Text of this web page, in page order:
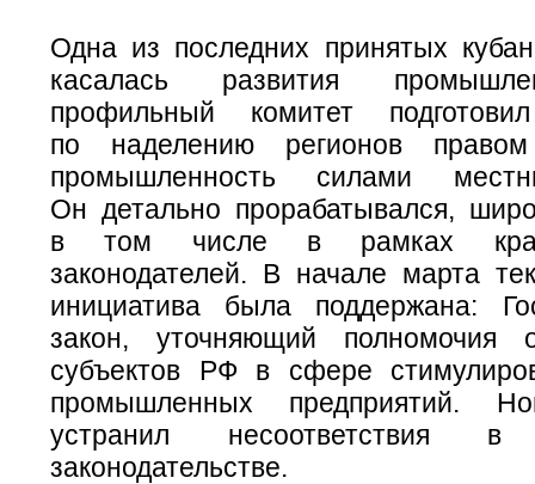
Одна из последних принятых
касалась развития
профильный комитет
по наделению регионов правом
промышленность силами
Он детально прорабатывался,
в том числе в рамках
законодателей. В начале марта
инициатива была поддержана:
закон, уточняющий полномочия
субъектов РФ в сфере
промышленных предприятий.
устранил несоответствия в
законодательстве.